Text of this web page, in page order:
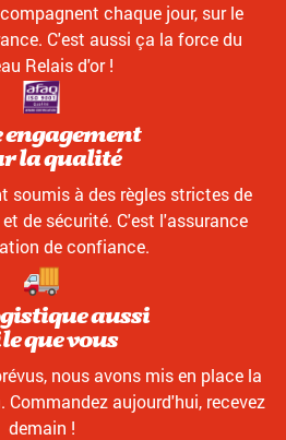
chaque jour, sur le
C'est aussi ça la force du
Relais d'or !
engagement
la qualité
soumis à des règles strictes de
de sécurité. C'est l'assurance
de confiance.
aussi
que vous
nous avons mis en place la
Commandez aujourd'hui, recevez
demain !